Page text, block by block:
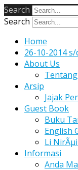
Search
Search
Home
26-10-2014
About Us
Arsip
Jajak
Guest Book
Buku
English
Li
Informasi
Anda